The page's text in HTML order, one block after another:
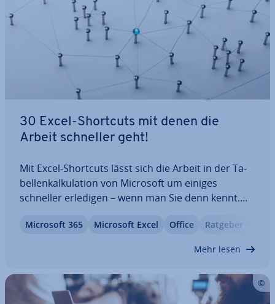
30 Excel-Shortcuts mit denen die
Arbeit schneller geht!
Mit Excel-Shortcuts lässt sich die Arbeit in der Ta­
bel­len­kal­ku­la­ti­on von Microsoft um einiges
schneller erledigen – wenn man Sie denn kennt.
na­tio­nen vor, mit denen die Arbeit leichter von der
Microsoft 365 Microsoft Excel Office Ratgeber
Mehr lesen